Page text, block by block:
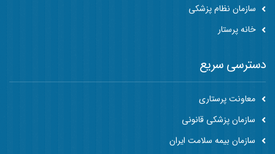
سازمان نظام پزشکی
خانه پرستار
دسترسی سریع
معاونت پرستاری
سازمان پزشکی قانونی
سازمان بیمه سلامت ایران